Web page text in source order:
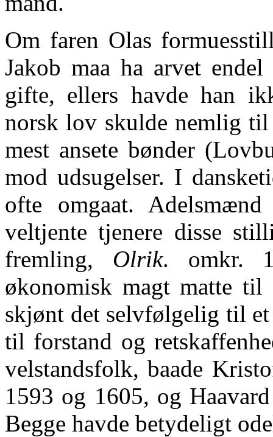
Om faren Olas
Jakob maa ha arvet
gifte, ellers havde han
norsk lov skulde nemlig
mest ansete bønder
mod udsugelser. I
ofte omgaat.
veltjente tjenere disse
fremling, Olrik. omkr.
økonomisk magt matte
skjønt det selvfølgelig til
til forstand og
velstandsfolk, baade
1593 og 1605, og
Begge havde betydeligt